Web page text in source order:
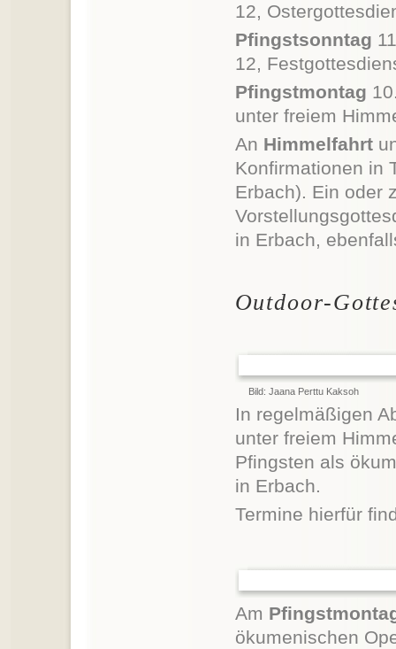
12,
Pfingstsonntag
12,
Pfingstmontag
unter freiem
An Himmelfahrt
Konfirmationen in
Erbach). Ein oder
in Erbach,
Outdoor-
Bild: Jaana Perttu Kaksoh
In regelmäßigen
unter freiem
Pfingsten als
in Erbach.
Termine hierfür
Am
ökumenischen